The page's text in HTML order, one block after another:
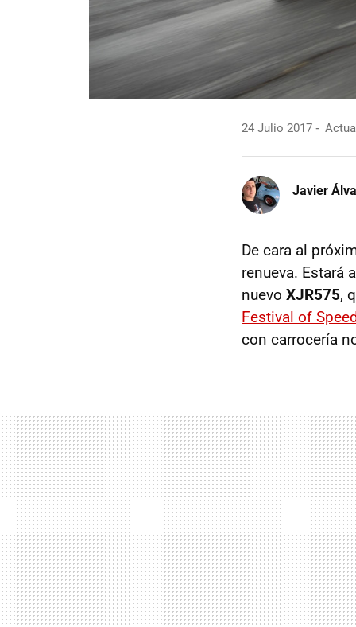
24 Julio 2017
Javier
De cara al
renueva. Estará
nuevo XJR575,
Festival of
con carrocería